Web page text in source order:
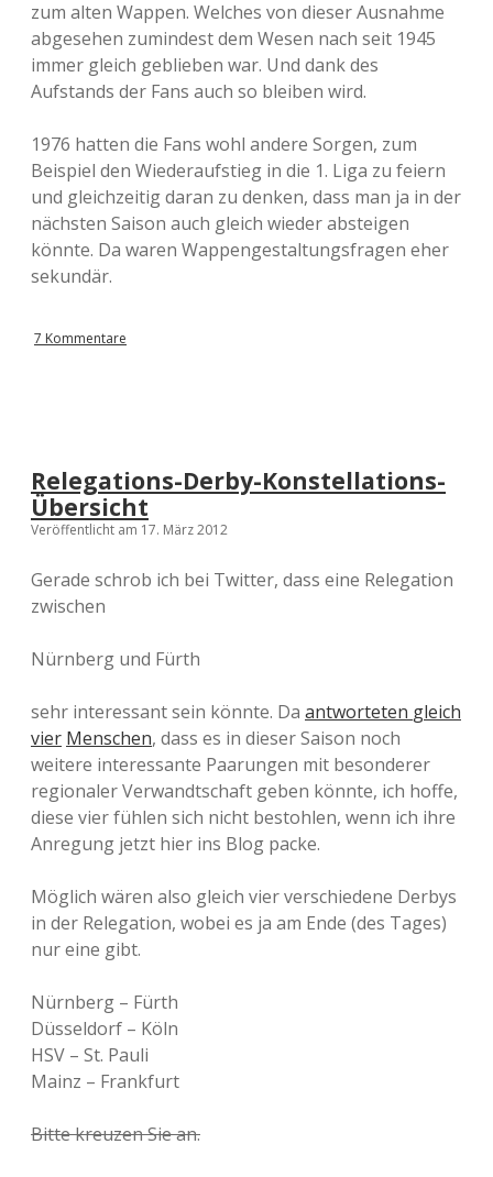
zum alten Wappen. Welches von dieser Ausnahme
abgesehen zumindest dem Wesen nach seit 1945
immer gleich geblieben war. Und dank des
Aufstands der Fans auch so bleiben wird.
1976 hatten die Fans wohl andere Sorgen, zum
Beispiel den Wiederaufstieg in die 1. Liga zu feiern
und gleichzeitig daran zu denken, dass man ja in der
nächsten Saison auch gleich wieder absteigen
könnte. Da waren Wappengestaltungsfragen eher
sekundär.
7 Kommentare
Relegations-Derby-Konstellations-
Übersicht
Veröffentlicht am 17. März 2012
Gerade schrob ich bei Twitter, dass eine Relegation
zwischen
Nürnberg und Fürth
sehr interessant sein könnte. Da antworteten gleich
vier Menschen, dass es in dieser Saison noch
weitere interessante Paarungen mit besonderer
regionaler Verwandtschaft geben könnte, ich hoffe,
diese vier fühlen sich nicht bestohlen, wenn ich ihre
Anregung jetzt hier ins Blog packe.
Möglich wären also gleich vier verschiedene Derbys
in der Relegation, wobei es ja am Ende (des Tages)
nur eine gibt.
Nürnberg – Fürth
Düsseldorf – Köln
HSV – St. Pauli
Mainz – Frankfurt
Bitte kreuzen Sie an.